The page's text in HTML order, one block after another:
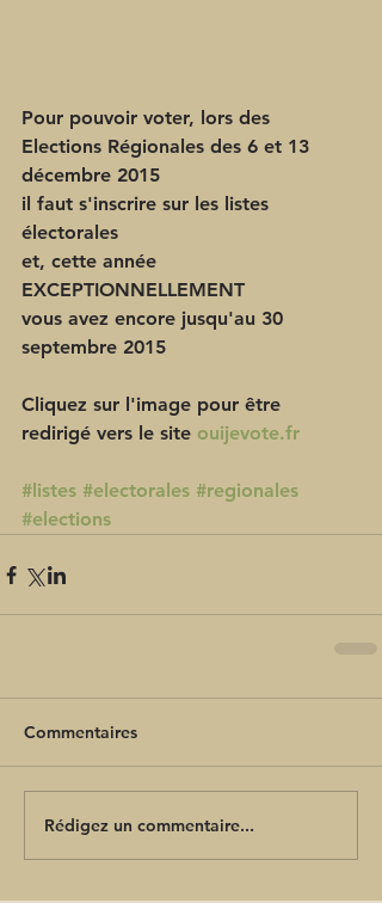
Pour pouvoir voter, lors des
Elections Régionales des 6 et 13
décembre 2015
il faut s'inscrire sur les listes
électorales
et, cette année
EXCEPTIONNELLEMENT
vous avez encore jusqu'au 30
septembre 2015
Cliquez sur l'image pour être
redirigé vers le site ouijevote.fr
#listes #electorales #regionales
#elections
Commentaires
Rédigez un commentaire...